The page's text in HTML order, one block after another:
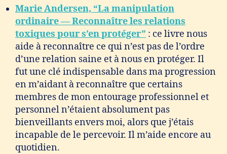
Marie Andersen, “La manipulation
ordinaire — Reconnaître les relations
toxiques pour s’en protéger” : ce livre nous
aide à reconnaître ce qui n’est pas de l’ordre
d’une relation saine et à nous en protéger. Il
fut une clé indispensable dans ma progression
en m’aidant à reconnaître que certains
membres de mon entourage professionnel et
personnel n’étaient absolument pas
bienveillants envers moi, alors que j’étais
incapable de le percevoir. Il m’aide encore au
quotidien.